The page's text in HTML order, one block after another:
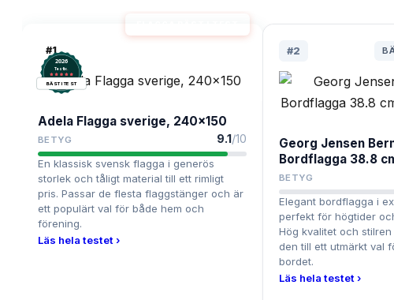
#1
2026
Testix.
BÄST I TEST
Adela Flagga sverige, 240x150
BETYG 9.1/10
En klassisk svensk flagga i generös
storlek och tåligt material till ett rimligt
pris. Passar de flesta flaggstänger och är
ett populärt val för både hem och
förening.
Läs hela testet ›
#2
Georg Jensen
Bordflagga 38.8
BETYG
Elegant bordflagga i
perfekt för högtider
Hög kvalitet och
den till ett utmärkt val
bordet.
Läs hela testet ›